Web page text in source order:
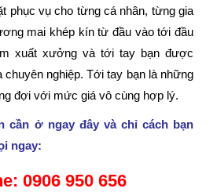
phục vụ cho từng cá nhân, từng gia
mai khép kín từ đầu vào tới đầu
xuất xưởng và tới tay bạn được
chuyên nghiệp. Tới tay bạn là những
đợi với mức giá vô cùng hợp lý.
cần ở ngay đây và chỉ cách bạn
ngay:
0906 950 656